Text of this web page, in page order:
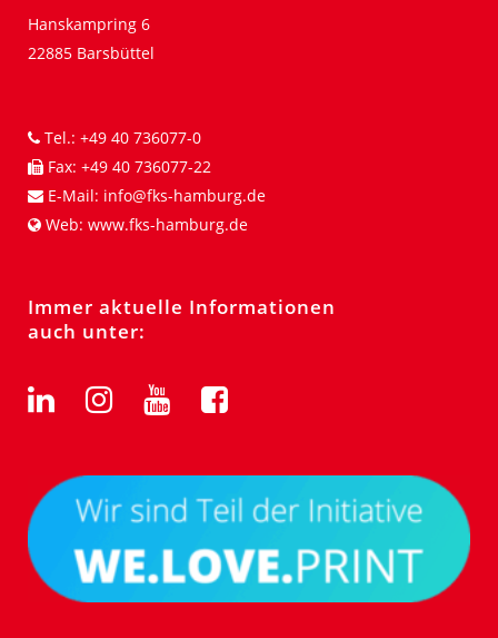
Hanskampring 6
22885 Barsbüttel
Tel.: +49 40 736077-0
Fax: +49 40 736077-22
E-Mail: info@fks-hamburg.de
Web: www.fks-hamburg.de
Immer aktuelle Informationen
auch unter: